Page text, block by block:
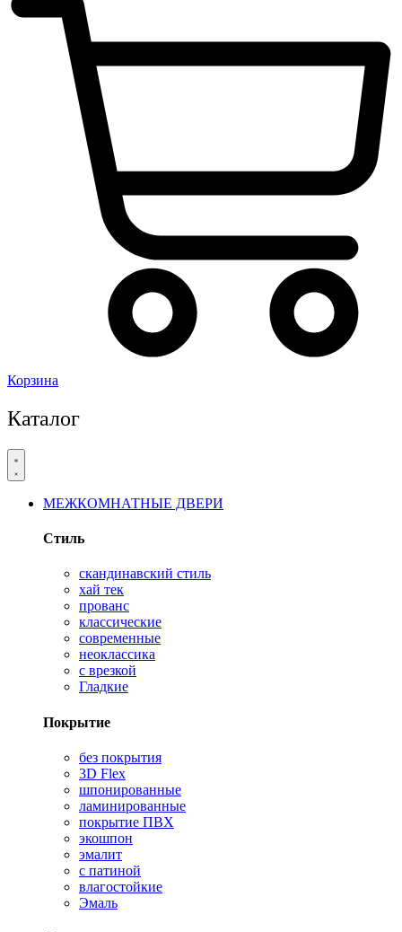
Корзина
Каталог
МЕЖКОМНАТНЫЕ ДВЕРИ
Стиль
скандинавский стиль
хай тек
прованс
классические
современные
неоклассика
с врезкой
Гладкие
Покрытие
без покрытия
3D Flex
шпонированные
ламинированные
покрытие ПВХ
экошпон
эмалит
с патиной
влагостойкие
Эмаль